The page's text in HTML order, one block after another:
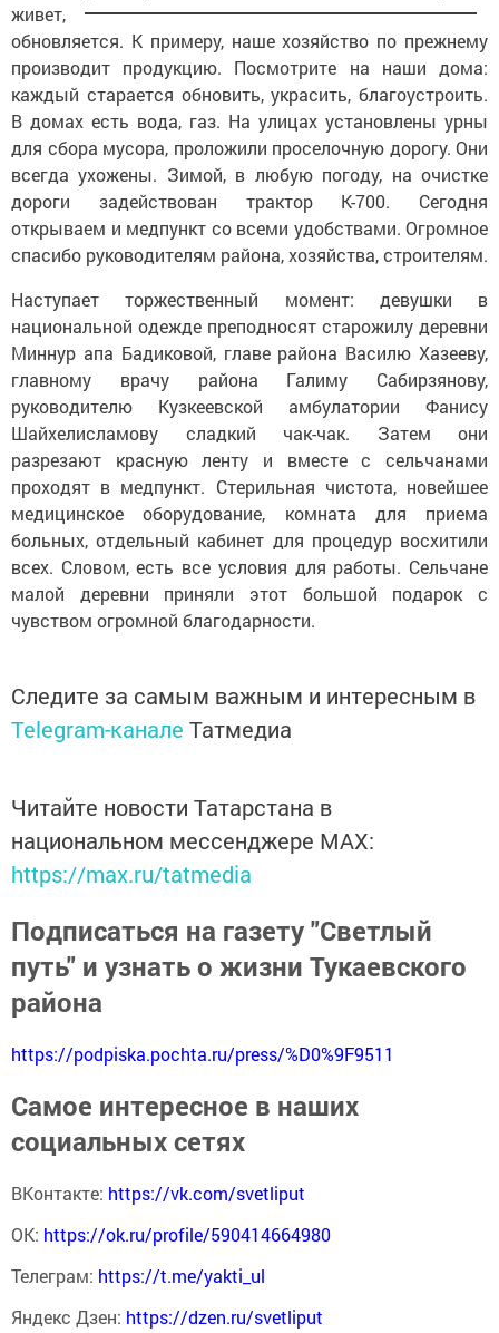
живет,
обновляется. К примеру, наше хозяйство по прежнему
производит продукцию. Посмотрите на наши дома:
каждый старается обновить, украсить, благоустроить.
В домах есть вода, газ. На улицах установлены урны
для сбора мусора, проложили проселочную дорогу. Они
всегда ухожены. Зимой, в любую погоду, на очистке
дороги задействован трактор К-700. Сегодня
открываем и медпункт со всеми удобствами. Огромное
спасибо руководителям района, хозяйства, строителям.
Наступает торжественный момент: девушки в
национальной одежде преподносят старожилу деревни
Миннур апа Бадиковой, главе района Василю Хазееву,
главному врачу района Галиму Сабирзянову,
руководителю Кузкеевской амбулатории Фанису
Шайхелисламову сладкий чак-чак. Затем они
разрезают красную ленту и вместе с сельчанами
проходят в медпункт. Стерильная чистота, новейшее
медицинское оборудование, комната для приема
больных, отдельный кабинет для процедур восхитили
всех. Словом, есть все условия для работы. Сельчане
малой деревни приняли этот большой подарок с
чувством огромной благодарности.
Следите за самым важным и интересным в
Telegram-канале Татмедиа
Читайте новости Татарстана в
национальном мессенджере MАХ:
https://max.ru/tatmedia
Подписаться на газету "Светлый
путь" и узнать о жизни Тукаевского
района
https://podpiska.pochta.ru/press/%D0%9F9511
Самое интересное в наших
социальных сетях
ВКонтакте: https://vk.com/svetliput
ОК: https://ok.ru/profile/590414664980
Телеграм: https://t.me/yakti_ul
Яндекс Дзен: https://dzen.ru/svetliput